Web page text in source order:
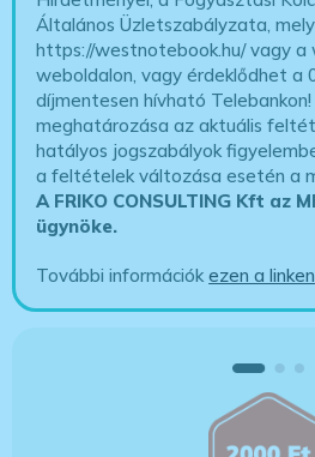
Általános Üzletszabályzata,
https://westnotebook.hu/vagy a
weboldalon, vagy érdeklődhet a
díjmentesen hívható
meghatározása az aktuális
hatályos jogszabályok
a feltételek változása esetén a
A FRIKO CONSULTING Kft az
ügynöke.
További információkezen a linken